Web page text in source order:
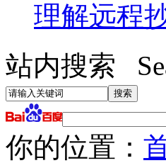
理解远程
站内搜索
你的位置：